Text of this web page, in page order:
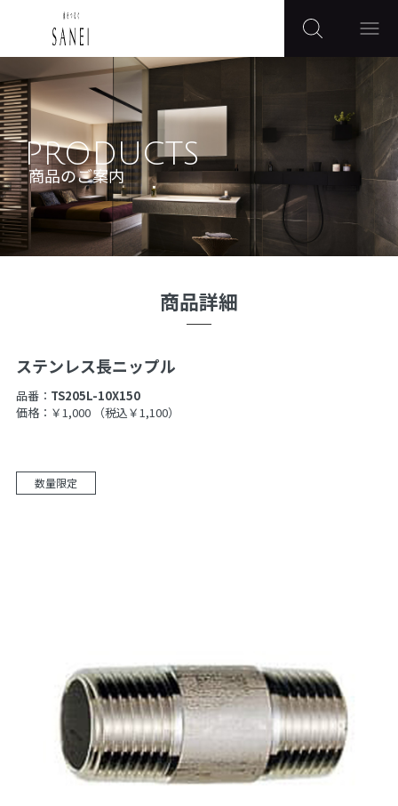
PRODUCTS
商品のご案内
商品詳細
ステンレス長ニップル
品番： TS205L-10X150
価格：￥1,000
（税込￥1,100）
数量限定